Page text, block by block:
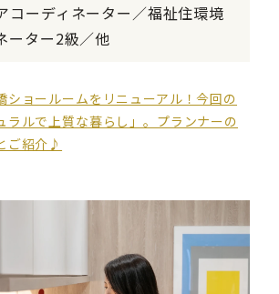
コーディネーター／福祉住環境
ーター2級／他
ショールームをリニューアル！今回の
ラルで上質な暮らし」。プランナーの
ご紹介♪